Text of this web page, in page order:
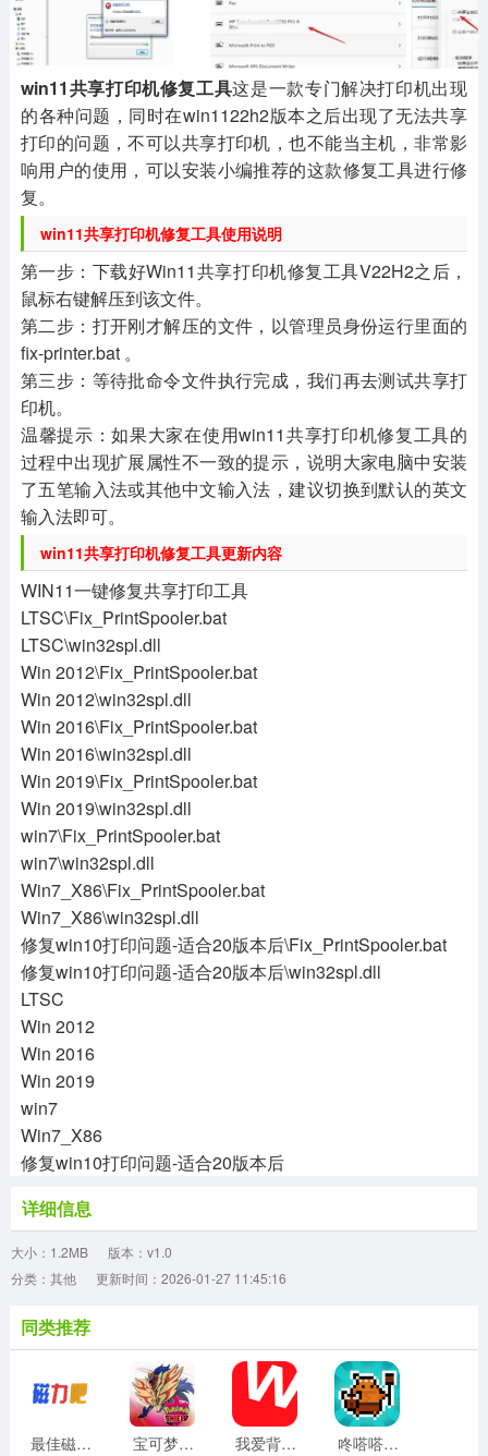
三国游戏
3931款应用
我的世界
69款应用
像素游戏
700款应用
其他
981款应用
末日游戏
1405款应用
pc游戏
3443款应用
游戏攻略
63款应用
软件教程
8款应用
8款应用
win11共享打印机修复工具这是一款专门解决打印机出现
的各种问题，同时在win1122h2版本之后出现了无法共享
打印的问题，不可以共享打印机，也不能当主机，非常影
响用户的使用，可以安装小编推荐的这款修复工具进行修
复。
win11共享打印机修复工具使用说明
第一步：下载好Win11共享打印机修复工具V22H2之后，
鼠标右键解压到该文件。
第二步：打开刚才解压的文件，以管理员身份运行里面的
fix-printer.bat 。
第三步：等待批命令文件执行完成，我们再去测试共享打
印机。
温馨提示：如果大家在使用win11共享打印机修复工具的
过程中出现扩展属性不一致的提示，说明大家电脑中安装
了五笔输入法或其他中文输入法，建议切换到默认的英文
输入法即可。
win11共享打印机修复工具更新内容
WIN11一键修复共享打印工具
LTSC\Fix_PrintSpooler.bat
LTSC\win32spl.dll
Win 2012\Fix_PrintSpooler.bat
Win 2012\win32spl.dll
Win 2016\Fix_PrintSpooler.bat
Win 2016\win32spl.dll
Win 2019\Fix_PrintSpooler.bat
Win 2019\win32spl.dll
win7\Fix_PrintSpooler.bat
win7\win32spl.dll
Win7_X86\Fix_PrintSpooler.bat
Win7_X86\win32spl.dll
修复win10打印问题-适合20版本后\Fix_PrintSpooler.bat
修复win10打印问题-适合20版本后\win32spl.dll
LTSC
Win 2012
Win 2016
Win 2019
win7
Win7_X86
修复win10打印问题-适合20版本后
详细信息
大小：1.2MB
版本：v1.0
分类：其他
更新时间：2026-01-27 11:45:16
同类推荐
最佳磁力吧ciliba正版 宝可梦剑盾安卓免费版 我爱背单词最新版 咚嗒嗒部落钻石修改器免费版